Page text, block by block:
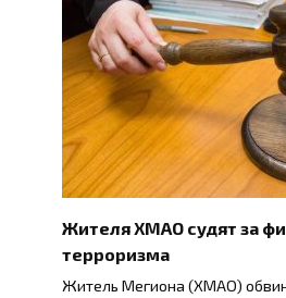
Жителя ХМАО судят за
терроризма
Житель Мегиона (ХМАО)